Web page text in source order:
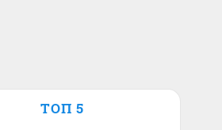
ТОП 5